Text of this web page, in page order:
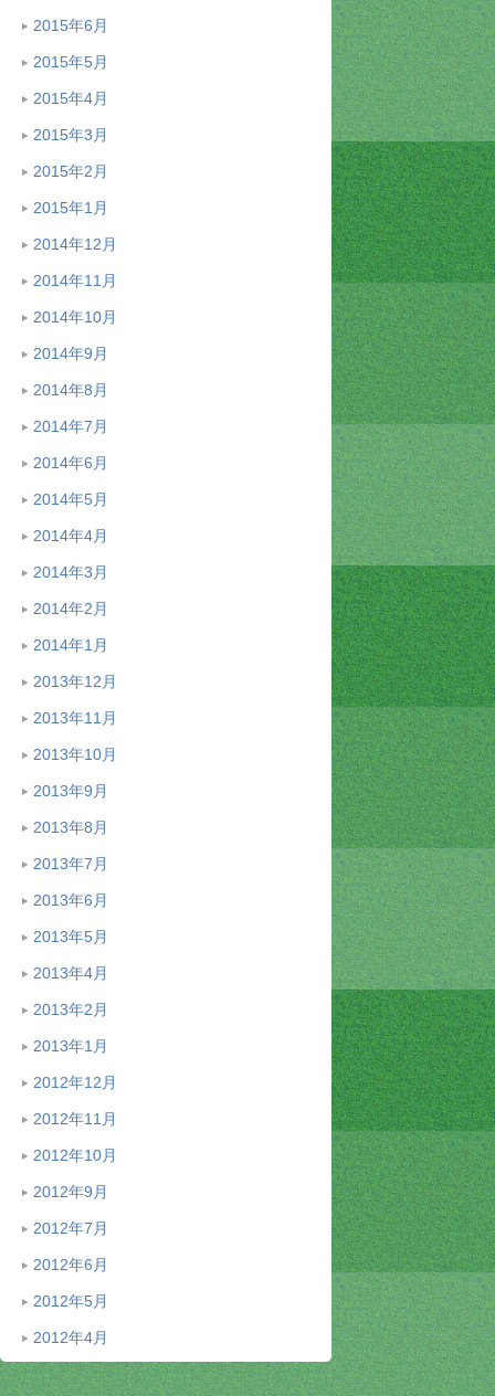
2015年6月
2015年5月
2015年4月
2015年3月
2015年2月
2015年1月
2014年12月
2014年11月
2014年10月
2014年9月
2014年8月
2014年7月
2014年6月
2014年5月
2014年4月
2014年3月
2014年2月
2014年1月
2013年12月
2013年11月
2013年10月
2013年9月
2013年8月
2013年7月
2013年6月
2013年5月
2013年4月
2013年2月
2013年1月
2012年12月
2012年11月
2012年10月
2012年9月
2012年7月
2012年6月
2012年5月
2012年4月